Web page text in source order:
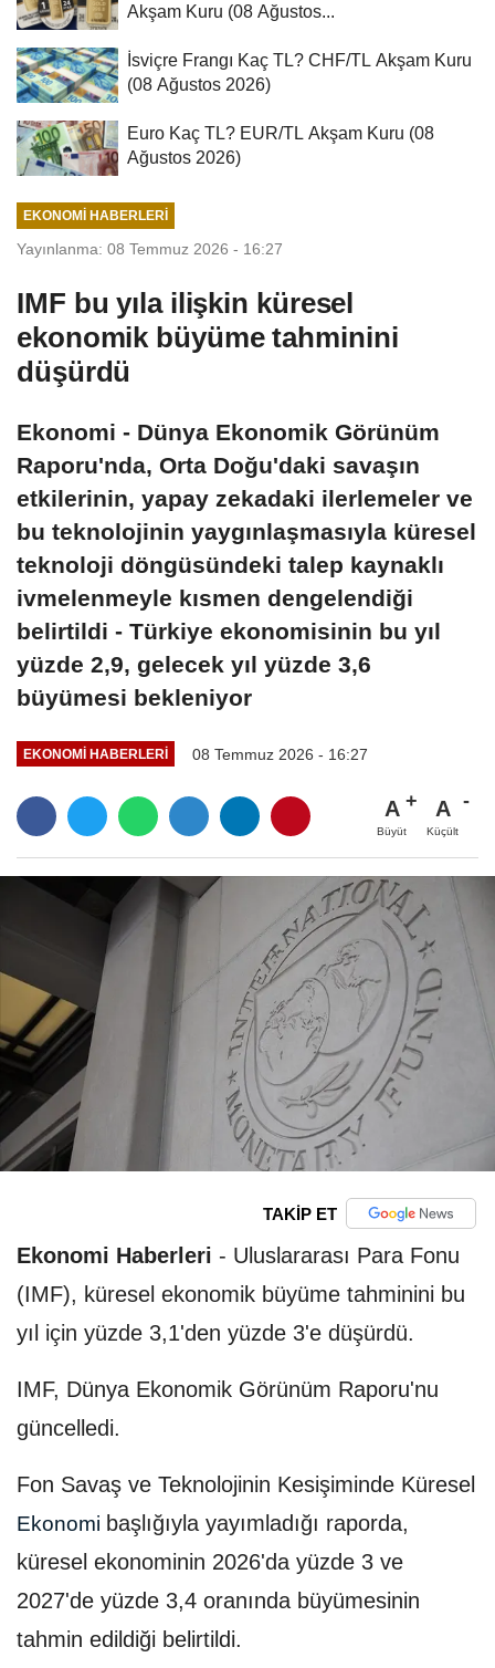
Akşam Kuru (08 Ağustos...
İsviçre Frangı Kaç TL? CHF/TL Akşam Kuru
(08 Ağustos 2026)
Euro Kaç TL? EUR/TL Akşam Kuru (08
Ağustos 2026)
EKONOMI HABERLERI
Yayınlanma: 08 Temmuz 2026 - 16:27
IMF bu yıla ilişkin küresel
ekonomik büyüme tahminini
düşürdü
Ekonomi - Dünya Ekonomik Görünüm
Raporu'nda, Orta Doğu'daki savaşın
etkilerinin, yapay zekadaki ilerlemeler ve
bu teknolojinin yaygınlaşmasıyla küresel
teknoloji döngüsündeki talep kaynaklı
ivmelenmeyle kısmen dengelendiği
belirtildi - Türkiye ekonomisinin bu yıl
yüzde 2,9, gelecek yıl yüzde 3,6
büyümesi bekleniyor
EKONOMI HABERLERI 08 Temmuz 2026 - 16:27
A
Büyüt
A
Küçült
TAKİP ET
Ekonomi Haberleri - Uluslararası Para Fonu
(IMF), küresel ekonomik büyüme tahminini bu
yıl için yüzde 3,1'den yüzde 3'e düşürdü.
IMF, Dünya Ekonomik Görünüm Raporu'nu
güncelledi.
Fon Savaş ve Teknolojinin Kesişiminde Küresel
Ekonomi başlığıyla yayımladığı raporda,
küresel ekonominin 2026'da yüzde 3 ve
2027'de yüzde 3,4 oranında büyümesinin
tahmin edildiği belirtildi.